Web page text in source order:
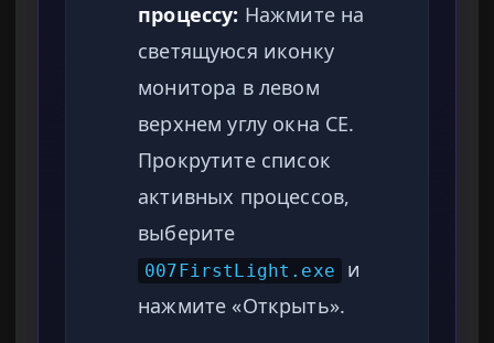
процессу: Нажмите на
светящуюся иконку
монитора в левом
верхнем углу окна CE.
Прокрутите список
активных процессов,
выберите
007FirstLight.exe
и
нажмите «Открыть».